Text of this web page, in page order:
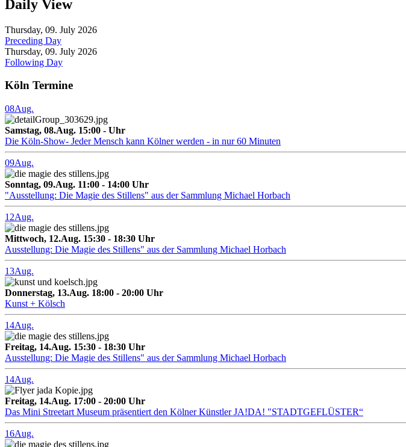
Daily View
Thursday, 09. July 2026
Preceding Day
Thursday, 09. July 2026
Following Day
Köln Termine
08Aug.
Samstag, 08.Aug. 15:00 - Uhr
Die Köln-Show- Jeder Mensch kann Kölner werden - in nur 60 Minuten
09Aug.
Sonntag, 09.Aug. 11:00 - 14:00 Uhr
"Ausstellung: Die Magie des Stillens" aus der Sammlung Michael Horbach
12Aug.
Mittwoch, 12.Aug. 15:30 - 18:30 Uhr
Ausstellung: Die Magie des Stillens" aus der Sammlung Michael Horbach
13Aug.
Donnerstag, 13.Aug. 18:00 - 20:00 Uhr
Kunst + Kölsch
14Aug.
Freitag, 14.Aug. 15:30 - 18:30 Uhr
Ausstellung: Die Magie des Stillens" aus der Sammlung Michael Horbach
14Aug.
Freitag, 14.Aug. 17:00 - 20:00 Uhr
Das Mini Streetart Museum präsentiert den Kölner Künstler JA!DA! "STADTGEFLÜSTER“
16Aug.